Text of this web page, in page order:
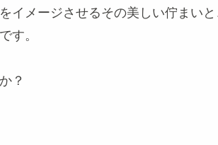
イメージさせるその美しい佇まい
す。
？